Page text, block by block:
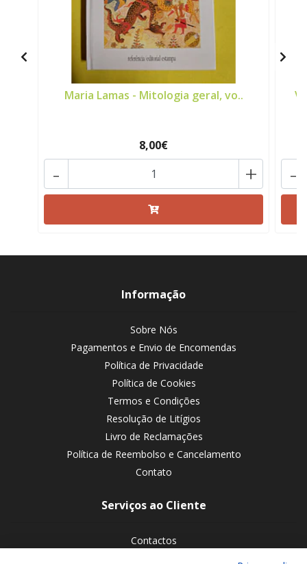
Maria Lamas - Mitologia geral, vo..
8,00€
+
- -
Informação
Sobre Nós
Pagamentos e Envio de Encomendas
Política de Privacidade
Política de Cookies
Termos e Condições
Resolução de Litígios
Livro de Reclamações
Política de Reembolso e Cancelamento
Contato
Serviços ao Cliente
Contactos